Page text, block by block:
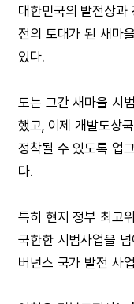
대한민국의 발전상
전의 토대가 된 새마
있다.
도는 그간 새마을 시
했고, 이제 개발도상
정착될 수 있도록 업
다.
특히 현지 정부 최고
국한한 시범사업을
버넌스 국가 발전 사